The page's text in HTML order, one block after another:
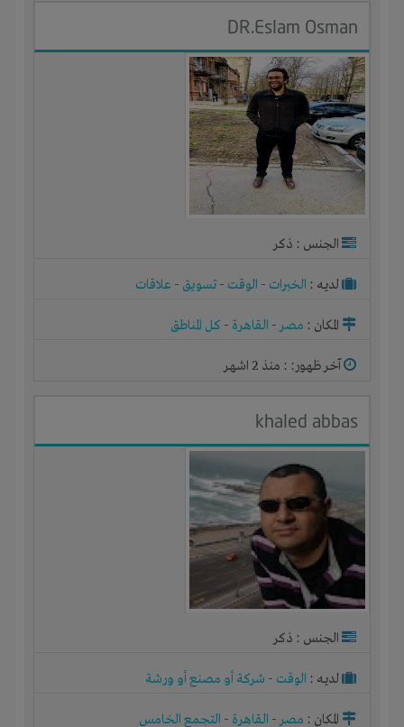
DR.Eslam Osman
الجنس : ذكر
لديـه : الخبرات - الوقت - تسويق - علاقات
المكان : مصر- القاهرة - كل المناطق
آخر ظهور: : منذ 2 اشهر
khaled abbas
الجنس : ذكر
لديـه : الوقت - شركة أو مصنع أو ورشة
المكان : مصر- القاهرة - التجمع الخامس